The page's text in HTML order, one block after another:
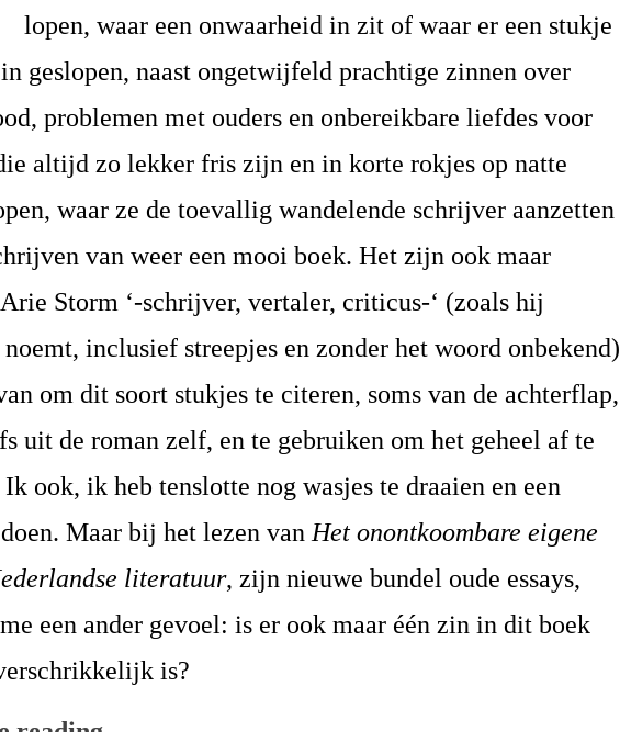
lopen, waar een onwaarheid in zit of waar er een stukje
geslopen, naast ongetwijfeld prachtige zinnen over
problemen met ouders en onbereikbare liefdes voor
altijd zo lekker fris zijn en in korte rokjes op natte
waar ze de toevallig wandelende schrijver aanzetten
van weer een mooi boek. Het zijn ook maar
Storm ‘-schrijver, vertaler, criticus-‘ (zoals hij
inclusief streepjes en zonder het woord onbekend)
om dit soort stukjes te citeren, soms van de achterflap,
uit de roman zelf, en te gebruiken om het geheel af te
Ik ook, ik heb tenslotte nog wasjes te draaien en een
Maar bij het lezen van Het onontkoombare eigene
literatuur, zijn nieuwe bundel oude essays,
een ander gevoel: is er ook maar één zin in dit boek
is?